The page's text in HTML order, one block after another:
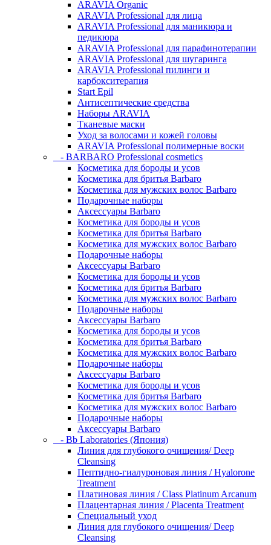
ARAVIA Organic
ARAVIA Professional для лица
ARAVIA Professional для маникюра и
педикюра
ARAVIA Professional для парафинотерапии
ARAVIA Professional для шугаринга
ARAVIA Professional пилинги и
карбокситерапия
Start Epil
Антисептические средства
Наборы ARAVIA
Тканевые маски
Уход за волосами и кожей головы
ARAVIA Professional полимерные воски
- BARBARO Professional cosmetics
Косметика для бороды и усов
Косметика для бритья Barbaro
Косметика для мужских волос Barbaro
Подарочные наборы
Аксессуары Barbaro
Косметика для бороды и усов
Косметика для бритья Barbaro
Косметика для мужских волос Barbaro
Подарочные наборы
Аксессуары Barbaro
Косметика для бороды и усов
Косметика для бритья Barbaro
Косметика для мужских волос Barbaro
Подарочные наборы
Аксессуары Barbaro
Косметика для бороды и усов
Косметика для бритья Barbaro
Косметика для мужских волос Barbaro
Подарочные наборы
Аксессуары Barbaro
Косметика для бороды и усов
Косметика для бритья Barbaro
Косметика для мужских волос Barbaro
Подарочные наборы
Аксессуары Barbaro
- Bb Laboratories (Япония)
Линия для глубокого очищения/ Deep
Cleansing
Пептидно-гиалуроновая линия / Hyalorone
Treatment
Платиновая линия / Class Platinum Arcanum
Плацентарная линия / Placenta Treatment
Специальный уход
Линия для глубокого очищения/ Deep
Cleansing